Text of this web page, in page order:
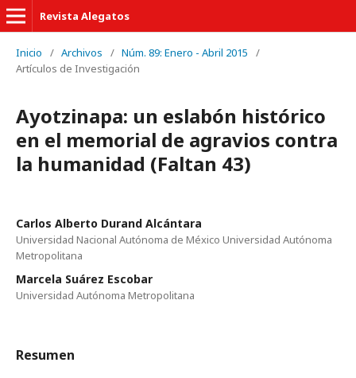
Revista Alegatos
Inicio / Archivos / Núm. 89: Enero - Abril 2015
/
Artículos de Investigación
Ayotzinapa: un eslabón histórico
en el memorial de agravios contra
la humanidad (Faltan 43)
Carlos Alberto Durand Alcántara
Universidad Nacional Autónoma de México Universidad Autónoma
Metropolitana
Marcela Suárez Escobar
Universidad Autónoma Metropolitana
Resumen